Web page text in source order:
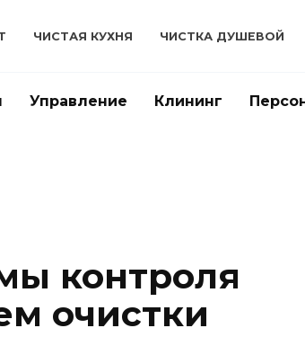
ЧИСТАЯ КУХНЯ ЧИСТКА ДУШЕВОЙ
Управление Клининг
контроля
очистки